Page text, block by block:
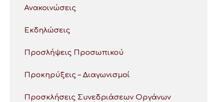
Ανακοινώσεις
Εκδηλώσεις
Προσλήψεις Προσωπικού
Προκηρύξεις – Διαγωνισμοί
Προσκλήσεις Συνεδριάσεων Οργάνων